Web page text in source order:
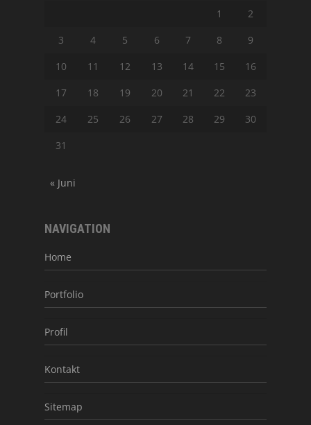
1
2
3
4 5 6 7 8
9
10
11 12 13 14 15
16
17
18 19 20 21 22
23
24
25 26 27 28 29
30
31
« Juni
NAVIGATION
Home
Portfolio
Profil
Kontakt
Sitemap